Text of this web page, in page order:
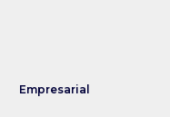
Empresarial